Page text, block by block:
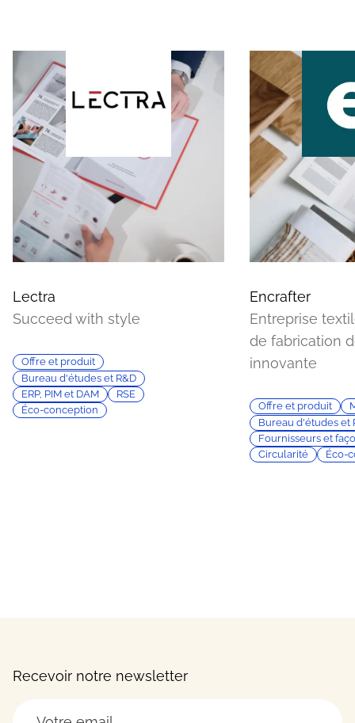
Lectra
Succeed with style
Offre et produit
Bureau d'études et R&D
ERP, PIM et DAM
RSE
Éco-conception
Encrafter
Entreprise
de fabrication
innovante
Offre et produit
Bureau d'études et
Fournisseurs et
Circularité
Éco-
Recevoir notre newsletter